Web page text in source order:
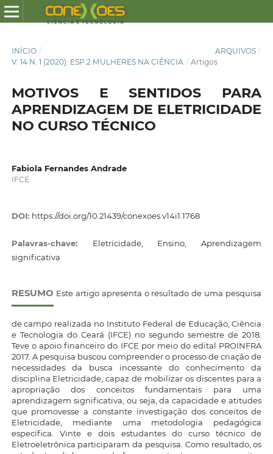
INÍCIO / ARQUIVOS /
V. 14 N. 1 (2020): ESP.2 MULHERES NA CIÊNCIA / Artigos
MOTIVOS E SENTIDOS PARA
APRENDIZAGEM DE ELETRICIDADE
NO CURSO TÉCNICO
Fabiola Fernandes Andrade
IFCE
DOI: https://doi.org/10.21439/conexoes.v14i1.1768
Palavras-chave: Eletricidade, Ensino, Aprendizagem
significativa
RESUMO Este artigo apresenta o resultado de uma pesquisa
de campo realizada no Instituto Federal de Educação, Ciência
e Tecnologia do Ceará (IFCE) no segundo semestre de 2018.
Teve o apoio financeiro do IFCE por meio do edital PROINFRA
2017. A pesquisa buscou compreender o processo de criação de
necessidades da busca incessante do conhecimento da
disciplina Eletricidade, capaz de mobilizar os discentes para a
apropriação dos conceitos fundamentais para uma
aprendizagem significativa, ou seja, da capacidade e atitudes
que promovesse a constante investigação dos conceitos de
Eletricidade, mediante uma metodologia pedagógica
específica. Vinte e dois estudantes do curso técnico de
Eletroeletrônica participaram da pesquisa. Como resultado, os